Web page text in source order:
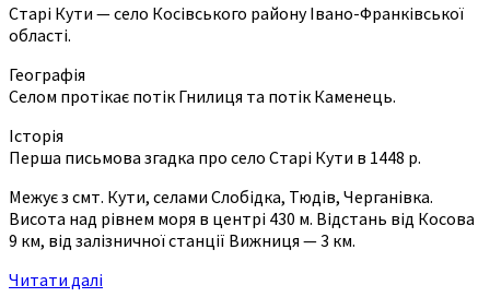
Старі Кути — село Косівського району Івано-Франківської
області.
Географія
Селом протікає потік Гнилиця та потік Каменець.
Історія
Перша письмова згадка про село Старі Кути в 1448 р.
Межує з смт. Кути, селами Слобідка, Тюдів, Черганівка.
Висота над рівнем моря в центрі 430 м. Відстань від Косова
9 км, від залізничної станції Вижниця — 3 км.
Читати далі